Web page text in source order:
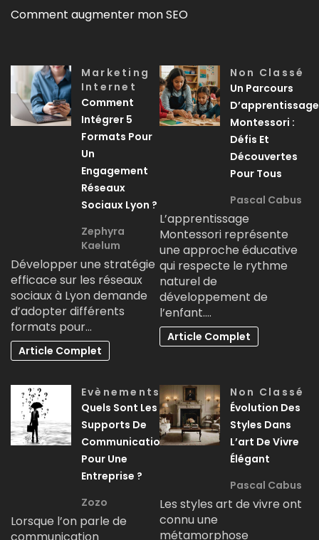
Comment augmenter mon SEO
Marketing
Internet
Comment
Intégrer 5
Formats Pour
Un
Engagement
Réseaux
Sociaux Lyon ?
Zephyra
Kaelum
Développer une stratégie
efficace sur les réseaux
sociaux à Lyon demande
d’adopter différents
formats pour…
Article Complet
Non Classé
Un Parcours
D’apprentissage
Montessori :
Défis Et
Découvertes
Pour Tous
Pascal Cabus
L’apprentissage
Montessori représente
une approche éducative
qui respecte le rythme
naturel de
développement de
l’enfant.…
Article Complet
Evènements
Quels Sont Les
Supports De
Communication
Pour Une
Entreprise ?
Zozo
Lorsque l’on parle de
Non Classé
Évolution Des
Styles Dans
L’art De Vivre
Élégant
Pascal Cabus
Les styles art de vivre ont
connu une
métamorphose